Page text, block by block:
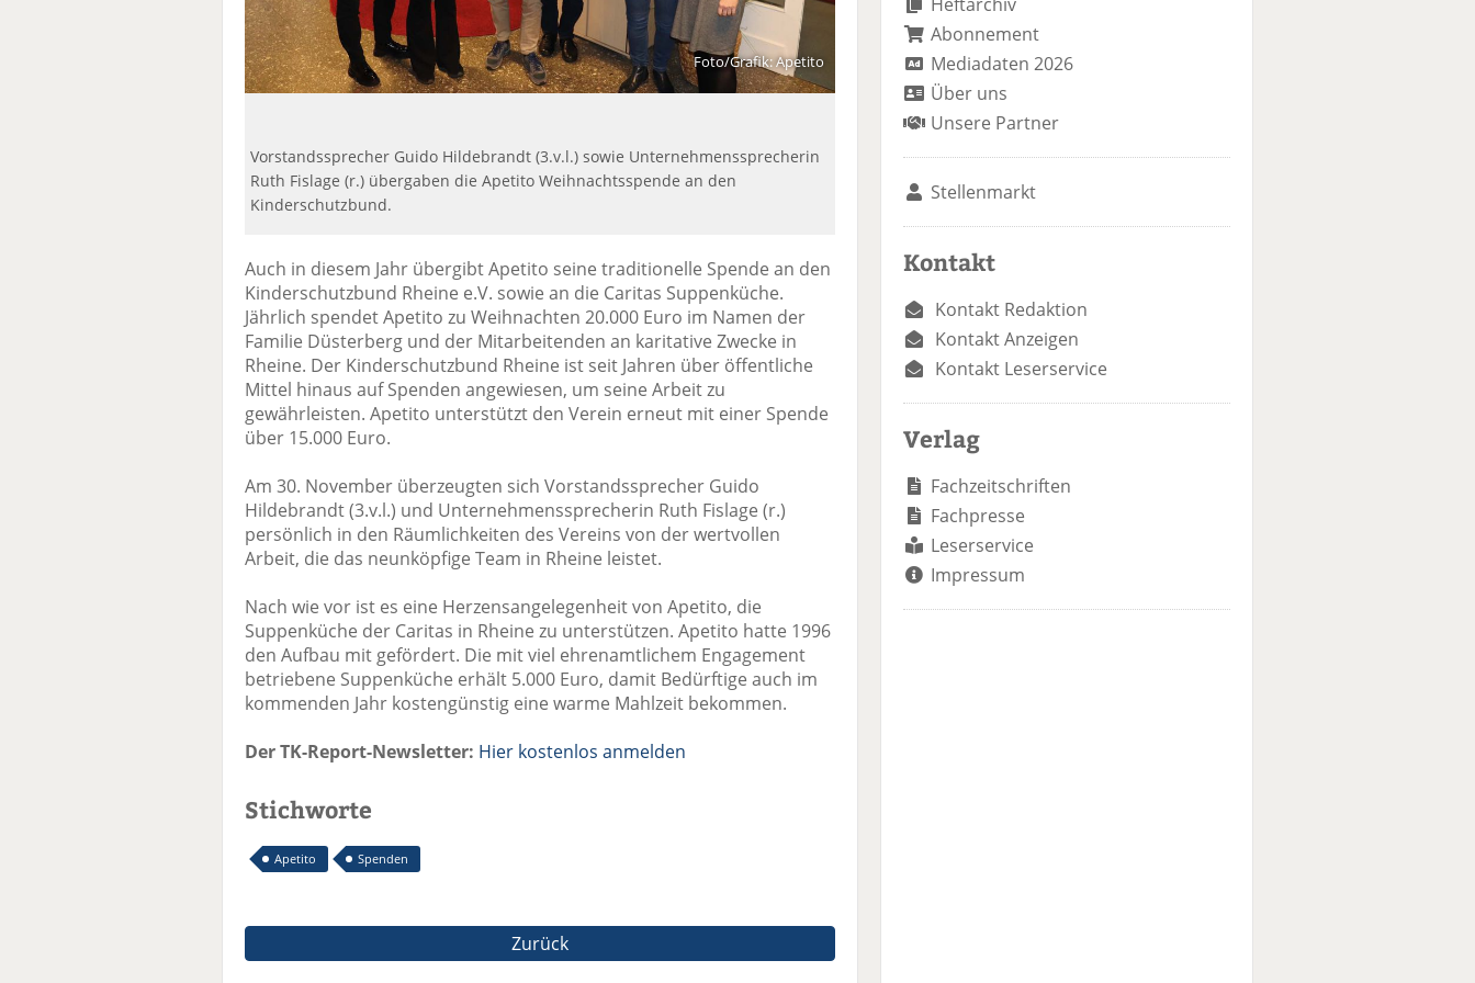
Foto/Grafik: Apetito
Vorstandssprecher Guido Hildebrandt (3.v.l.) sowie Unternehmenssprecherin
Ruth Fislage (r.) übergaben die Apetito Weihnachtsspende an den
Kinderschutzbund.
Auch in diesem Jahr übergibt Apetito seine traditionelle Spende an den
Kinderschutzbund Rheine e.V. sowie an die Caritas Suppenküche.
Jährlich spendet Apetito zu Weihnachten 20.000 Euro im Namen der
Familie Düsterberg und der Mitarbeitenden an karitative Zwecke in
Rheine. Der Kinderschutzbund Rheine ist seit Jahren über öffentliche
Mittel hinaus auf Spenden angewiesen, um seine Arbeit zu
gewährleisten. Apetito unterstützt den Verein erneut mit einer Spende
über 15.000 Euro.
Am 30. November überzeugten sich Vorstandssprecher Guido
Hildebrandt (3.v.l.) und Unternehmenssprecherin Ruth Fislage (r.)
persönlich in den Räumlichkeiten des Vereins von der wertvollen
Arbeit, die das neunköpfige Team in Rheine leistet.
Nach wie vor ist es eine Herzensangelegenheit von Apetito, die
Suppenküche der Caritas in Rheine zu unterstützen. Apetito hatte 1996
den Aufbau mit gefördert. Die mit viel ehrenamtlichem Engagement
betriebene Suppenküche erhält 5.000 Euro, damit Bedürftige auch im
kommenden Jahr kostengünstig eine warme Mahlzeit bekommen.
Der TK-Report-Newsletter: Hier kostenlos anmelden
Stichworte
Apetito Spenden
Zurück
Abonnement
Mediadaten 2026
Über uns
Unsere Partner
Stellenmarkt
Kontakt
Kontakt Redaktion
Kontakt Anzeigen
Kontakt Leserservice
Verlag
Fachzeitschriften
Fachpresse
Leserservice
Impressum